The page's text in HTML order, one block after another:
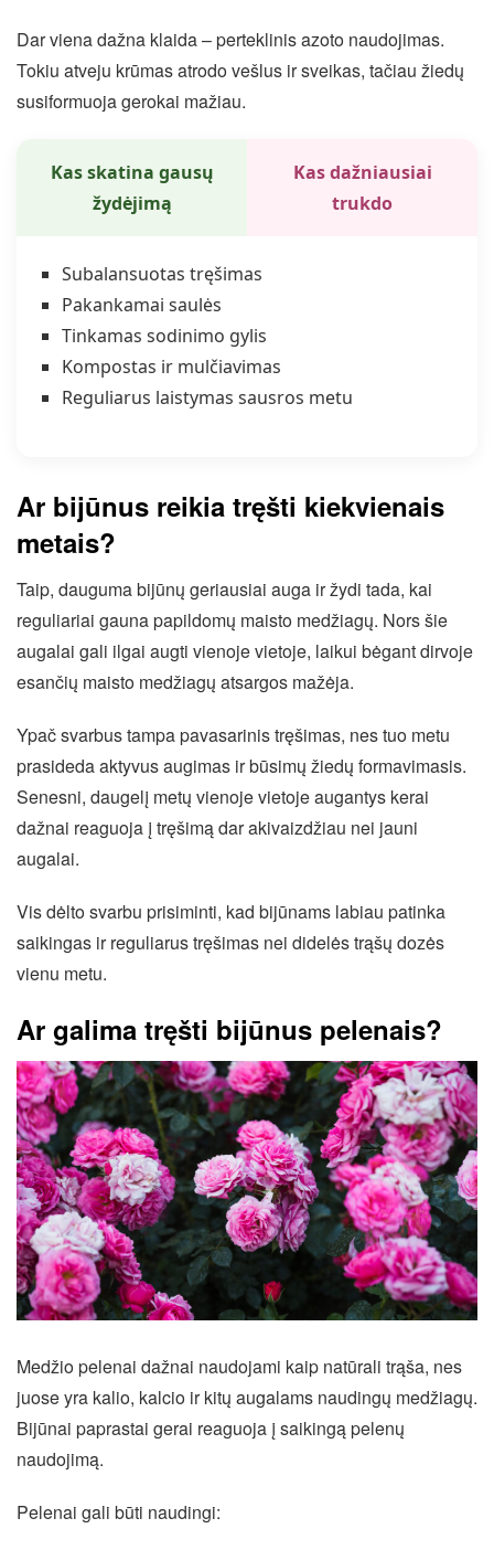
Dar viena dažna klaida – perteklinis azoto naudojimas.
Tokiu atveju krūmas atrodo vešlus ir sveikas, tačiau žiedų
susiformuoja gerokai mažiau.
Kas skatina gausų
žydėjimą
Kas dažniausiai
trukdo
Subalansuotas tręšimas
Pakankamai saulės
Tinkamas sodinimo gylis
Kompostas ir mulčiavimas
Reguliarus laistymas sausros metu
Ar bijūnus reikia tręšti kiekvienais
metais?
Taip, dauguma bijūnų geriausiai auga ir žydi tada, kai
reguliariai gauna papildomų maisto medžiagų. Nors šie
augalai gali ilgai augti vienoje vietoje, laikui bėgant dirvoje
esančių maisto medžiagų atsargos mažėja.
Ypač svarbus tampa pavasarinis tręšimas, nes tuo metu
prasideda aktyvus augimas ir būsimų žiedų formavimasis.
Senesni, daugelį metų vienoje vietoje augantys kerai
dažnai reaguoja į tręšimą dar akivaizdžiau nei jauni
augalai.
Vis dėlto svarbu prisiminti, kad bijūnams labiau patinka
saikingas ir reguliarus tręšimas nei didelės trąšų dozės
vienu metu.
Ar galima tręšti bijūnus pelenais?
Medžio pelenai dažnai naudojami kaip natūrali trąša, nes
juose yra kalio, kalcio ir kitų augalams naudingų medžiagų.
Bijūnai paprastai gerai reaguoja į saikingą pelenų
naudojimą.
Pelenai gali būti naudingi: